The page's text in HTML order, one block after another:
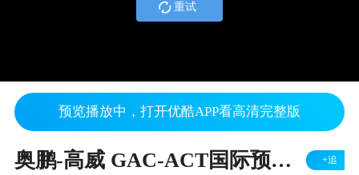
重试
预览播放中，打开优酷APP看高清完整版
奥鹏-高威 GAC-ACT国际预科课程 +追